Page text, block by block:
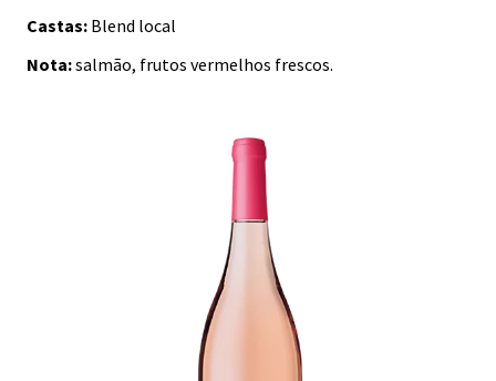
Castas: Blend local
Nota:salmão, frutos vermelhos frescos.